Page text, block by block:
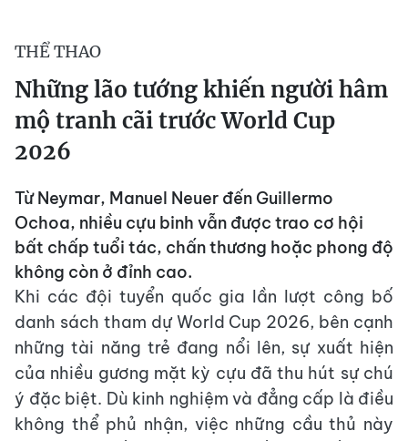
THỂ THAO
Những lão tướng khiến người hâm
mộ tranh cãi trước World Cup
2026
Từ Neymar, Manuel Neuer đến Guillermo
Ochoa, nhiều cựu binh vẫn được trao cơ hội
bất chấp tuổi tác, chấn thương hoặc phong độ
không còn ở đỉnh cao.
Khi các đội tuyển quốc gia lần lượt công bố
danh sách tham dự World Cup 2026, bên cạnh
những tài năng trẻ đang nổi lên, sự xuất hiện
của nhiều gương mặt kỳ cựu đã thu hút sự chú
ý đặc biệt. Dù kinh nghiệm và đẳng cấp là điều
không thể phủ nhận, việc những cầu thủ này